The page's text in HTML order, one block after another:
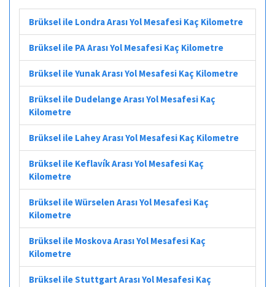
Brüksel ile Londra Arası Yol Mesafesi Kaç Kilometre
Brüksel ile PA Arası Yol Mesafesi Kaç Kilometre
Brüksel ile Yunak Arası Yol Mesafesi Kaç Kilometre
Brüksel ile Dudelange Arası Yol Mesafesi Kaç
Kilometre
Brüksel ile Lahey Arası Yol Mesafesi Kaç Kilometre
Brüksel ile Keflavík Arası Yol Mesafesi Kaç
Kilometre
Brüksel ile Würselen Arası Yol Mesafesi Kaç
Kilometre
Brüksel ile Moskova Arası Yol Mesafesi Kaç
Kilometre
Brüksel ile Stuttgart Arası Yol Mesafesi Kaç